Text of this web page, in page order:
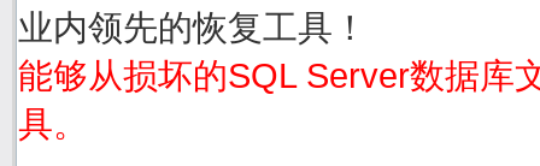
业内领先的恢复工具！
能够从损坏的SQL Server数据库
具。